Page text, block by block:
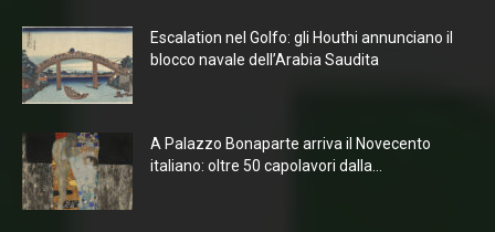
Escalation nel Golfo: gli Houthi annunciano il
blocco navale dell’Arabia Saudita
A Palazzo Bonaparte arriva il Novecento
italiano: oltre 50 capolavori dalla...